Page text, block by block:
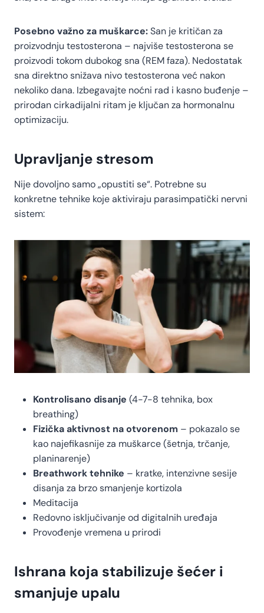
Posebno važno za muškarce:San je kritičan za
proizvodnju testosterona – najviše testosterona se
proizvodi tokom dubokog sna (REM faza). Nedostatak
sna direktno snižava nivo testosterona već nakon
nekoliko dana. Izbegavajte noćni rad i kasno buđenje –
prirodan cirkadijalni ritam je ključan za hormonalnu
optimizaciju.
Upravljanje stresom
Nije dovoljno samo „opustiti se“. Potrebne su
konkretne tehnike koje aktiviraju parasimpatički nervni
sistem:
Kontrolisano disanje (4-7-8 tehnika, box
breathing)
Fizička aktivnost na otvorenom – pokazalo se
kao najefikasnije za muškarce (šetnja, trčanje,
planinarenje)
Breathwork tehnike – kratke, intenzivne sesije
disanja za brzo smanjenje kortizola
Meditacija
Redovno isključivanje od digitalnih uređaja
Provođenje vremena u prirodi
Ishrana koja stabilizuje šećer i
smanjuje upalu